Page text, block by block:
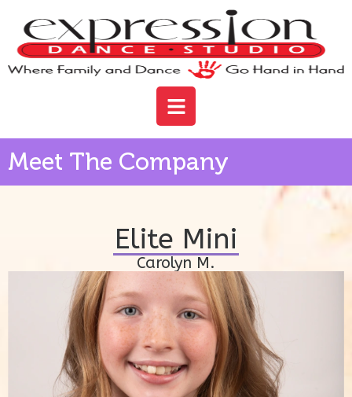
Meet The Company
Elite Mini
Carolyn M.